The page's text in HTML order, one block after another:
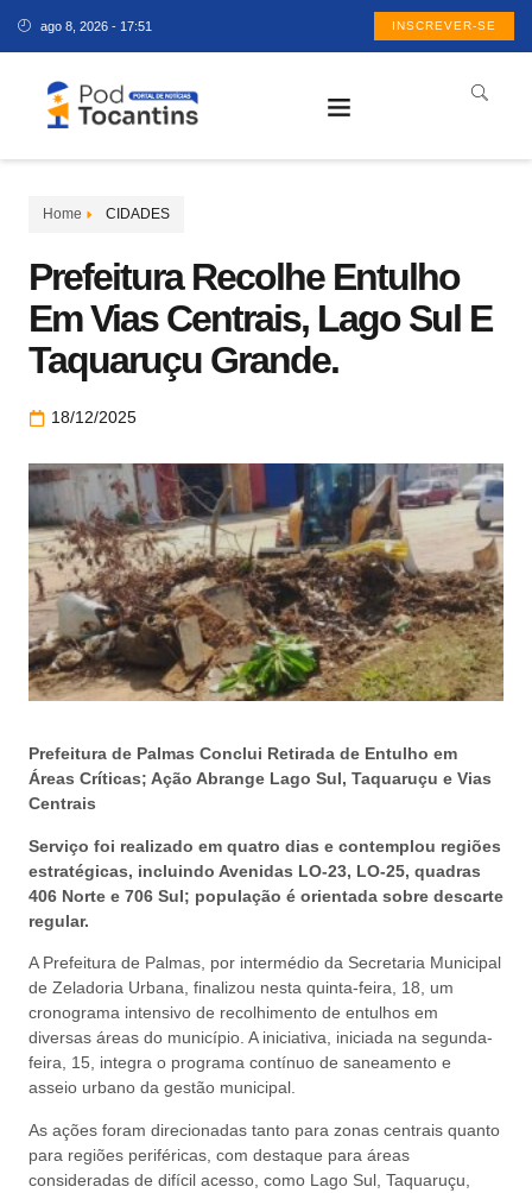
ago 8, 2026 - 17:51 INSCREVER-SE
Home CIDADES
Prefeitura Recolhe Entulho
Em Vias Centrais, Lago Sul E
Taquaruçu Grande.
18/12/2025
Prefeitura de Palmas Conclui Retirada de Entulho em
Áreas Críticas; Ação Abrange Lago Sul, Taquaruçu e Vias
Centrais
Serviço foi realizado em quatro dias e contemplou regiões
estratégicas, incluindo Avenidas LO-23, LO-25, quadras
406 Norte e 706 Sul; população é orientada sobre descarte
regular.
A Prefeitura de Palmas, por intermédio da Secretaria Municipal
de Zeladoria Urbana, finalizou nesta quinta-feira, 18, um
cronograma intensivo de recolhimento de entulhos em
diversas áreas do município. A iniciativa, iniciada na segunda-
feira, 15, integra o programa contínuo de saneamento e
asseio urbano da gestão municipal.
As ações foram direcionadas tanto para zonas centrais quanto
para regiões periféricas, com destaque para áreas
consideradas de difícil acesso, como Lago Sul, Taquaruçu,